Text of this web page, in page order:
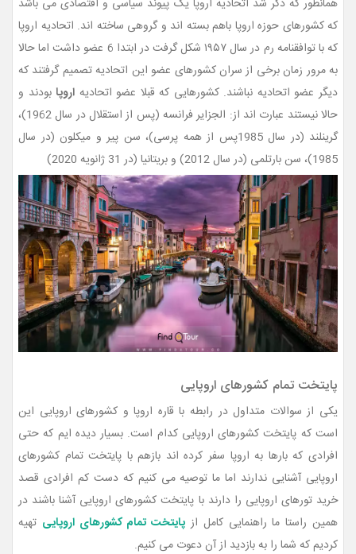
همانطور که ذکر شد اتحادیه اروپا یک پیوند سیاسی و اقتصادی می باشد
که کشورهای حوزه اروپا باهم بسته اند و گروهی ساخته اند. اتحادیه اروپا
که با توافقنامه رم در سال ۱۹۵۷ شکل گرفت در ابتدا 6 عضو داشت اما حالا
به مرور زمان برخی از سران کشورهای عضو این اتحادیه تصمیم گرفتند که
دیگر عضو اتحادیه نباشند. کشورهایی که قبلا عضو اتحادیه اروپا بودند و
حالا نیستند عبارت اند از: الجزایر فرانسه (پس از استقلال در سال 1962)،
گرینلند (در سال 1985پس از همه پرسی)، سن پیر و میکلون (در سال
1985)، سن بارتلمی (در سال 2012) و بریتانیا (در 31 ژانویه 2020)
پایتخت تمام کشورهای اروپایی
یکی از سوالات متداول در رابطه با قاره اروپا و کشورهای اروپایی این
است که پایتخت کشورهای اروپایی کدام است. بسیار دیده ایم که حتی
افرادی که بارها به اروپا سفر کرده اند بازهم با پایتخت تمام کشورهای
اروپایی آشنایی ندارند اما ما توصیه می کنیم که دست کم افرادی قصد
خرید تورهای اروپایی را دارند با پایتخت کشورهای اروپایی آشنا باشند در
همین راستا ما راهنمایی کامل از پایتخت تمام کشورهای اروپایی تهیه
کردیم که شما را به بازدید از آن دعوت می کنیم.